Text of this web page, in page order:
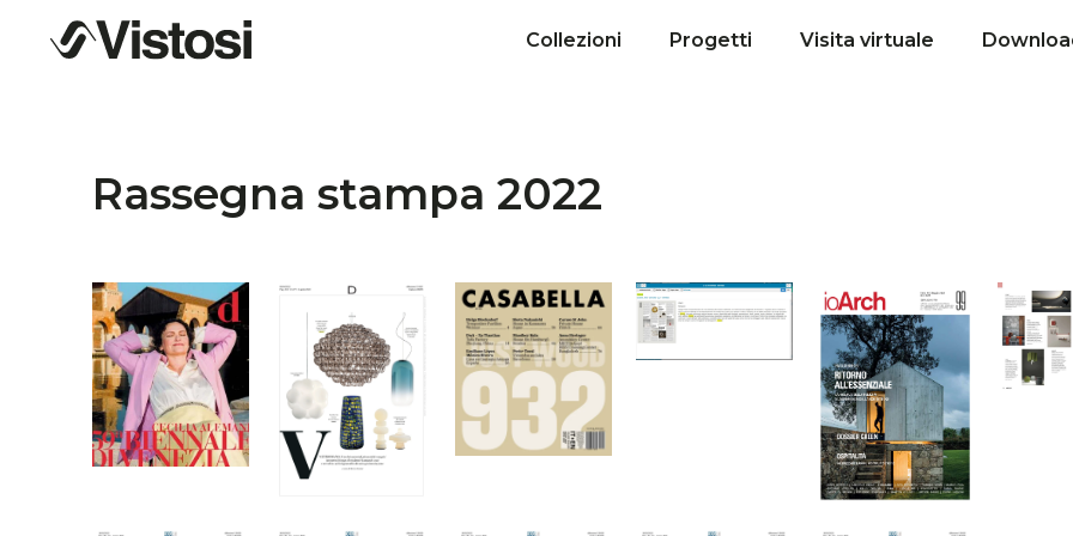
Collezioni Progetti Visita virtuale
Rassegna stampa 2022